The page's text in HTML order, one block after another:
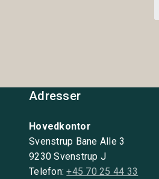
Adresser
Hovedkontor
Svenstrup Bane Alle 3
9230 Svenstrup J
Telefon:+45 70 25 44 33